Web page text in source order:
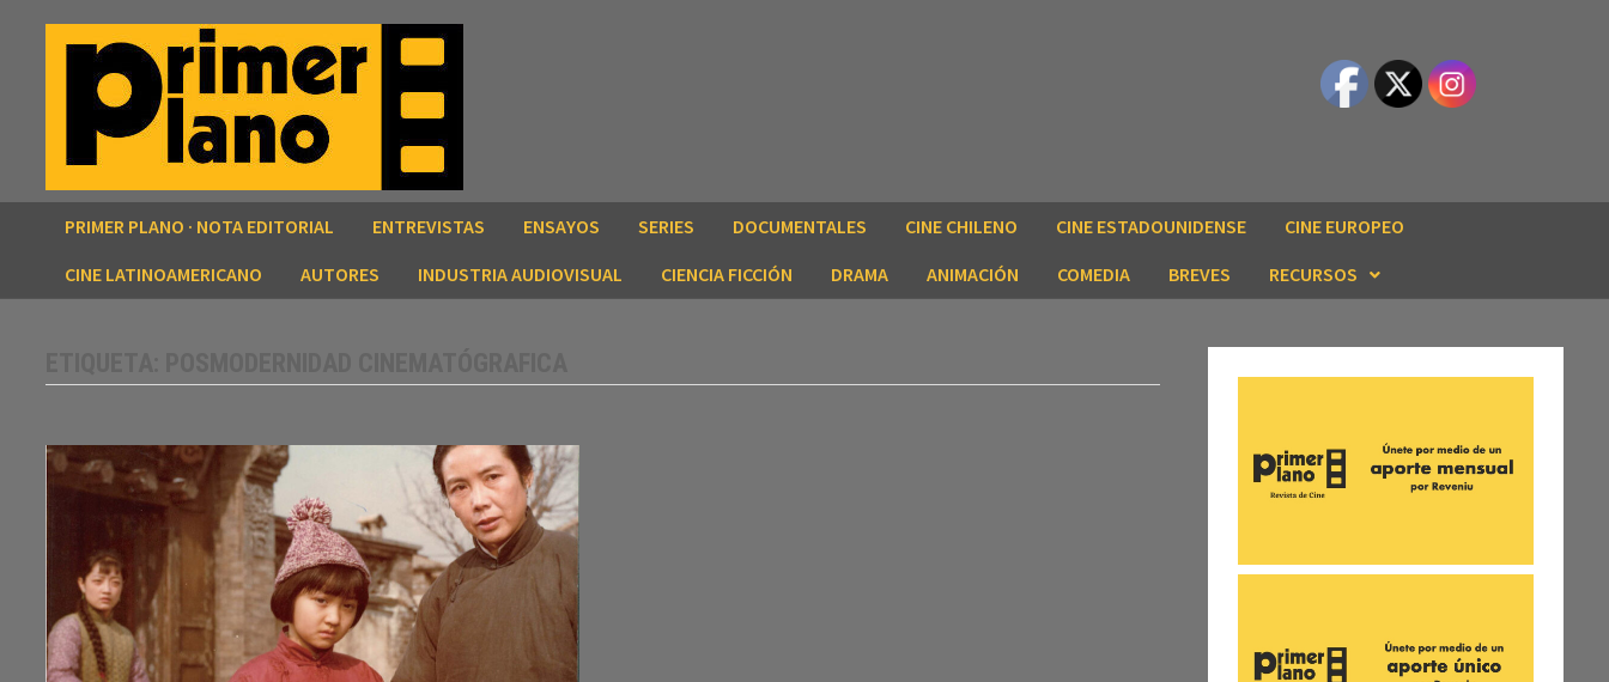
PRIMER PLANO · NOTA EDITORIAL ENTREVISTAS ENSAYOS SERIES DOCUMENTALES CINE CHILENO CINE ESTADOUNIDENSE
CINE EUROPEO
CINE LATINOAMERICANO
AUTORES INDUSTRIA AUDIOVISUAL CIENCIA FICCIÓN DRAMA ANIMACIÓN COMEDIA BREVES RECURSOS